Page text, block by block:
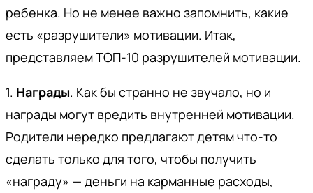
ребенка. Но не менее важно запомнить, какие
есть «разрушители» мотивации. Итак,
представляем ТОП-10 разрушителей мотивации.
1. Награды. Как бы странно не звучало, но и
награды могут вредить внутренней мотивации.
Родители нередко предлагают детям что-то
сделать только для того, чтобы получить
«награду» — деньги на карманные расходы,